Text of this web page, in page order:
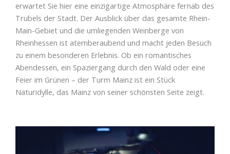
erwartet Sie hier eine einzigartige Atmosphäre fernab des
Trubels der Stadt. Der Ausblick über das gesamte Rhein-
Main-Gebiet und die umliegenden Weinberge von
Rheinhessen ist atemberaubend und macht jeden Besuch
zu einem besonderen Erlebnis. Ob ein romantisches
Abendessen, ein Spaziergang durch den Wald oder eine
Feier im Grünen – der Turm Mainz ist ein Stück
Naturidylle, das Mainz von seiner schönsten Seite zeigt.